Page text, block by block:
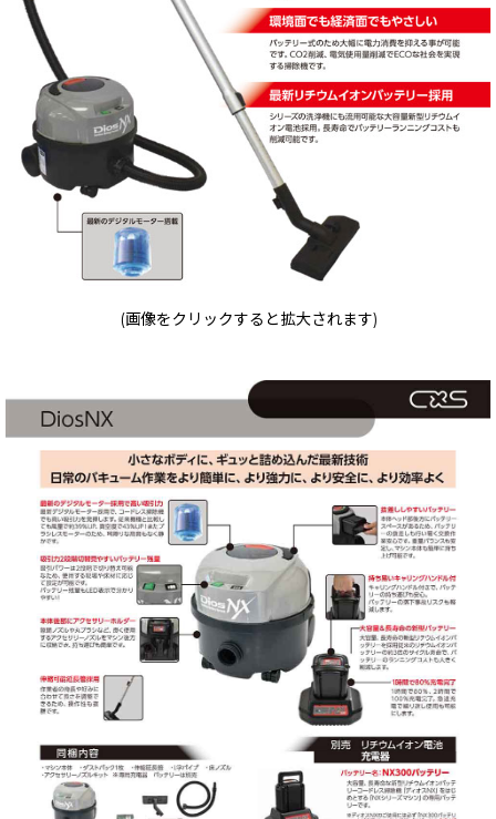
(画像をクリックすると拡大されます)